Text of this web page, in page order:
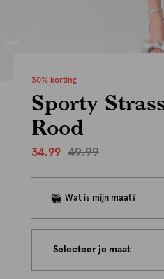
30% korting
Sporty
Rood
34.99 49.99
Selecteer je maat